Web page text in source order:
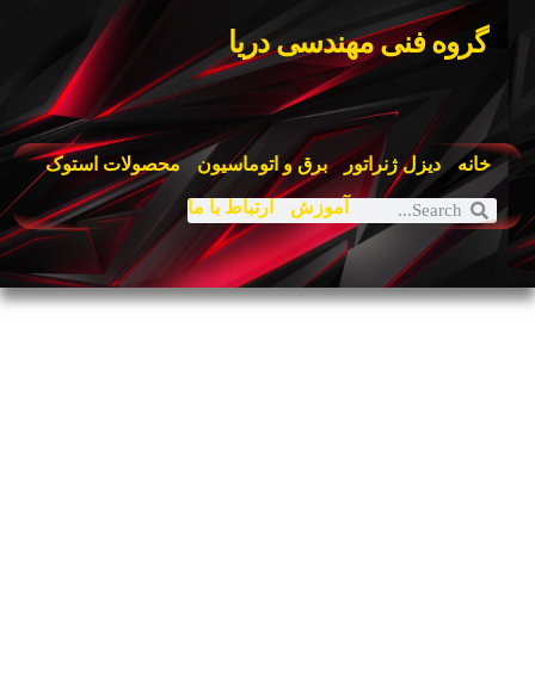
گروه فنی مهندسی دریا
خانه دیزل ژنراتور برق و اتوماسیون محصولات استوک
آموزش ارتباط با ما